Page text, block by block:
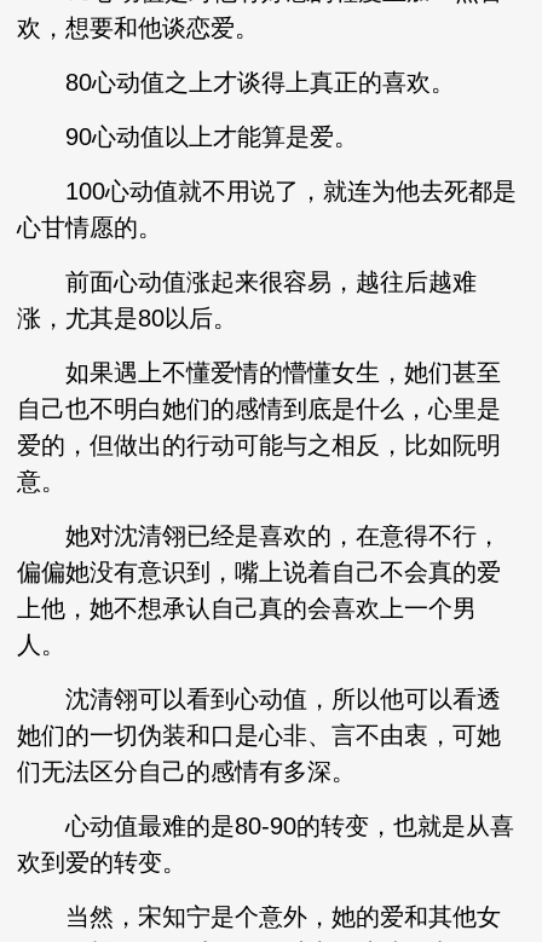
欢，想要和他谈恋爱。
80心动值之上才谈得上真正的喜欢。
90心动值以上才能算是爱。
100心动值就不用说了，就连为他去死都是
心甘情愿的。
前面心动值涨起来很容易，越往后越难
涨，尤其是80以后。
如果遇上不懂爱情的懵懂女生，她们甚至
自己也不明白她们的感情到底是什么，心里是
爱的，但做出的行动可能与之相反，比如阮明
意。
她对沈清翎已经是喜欢的，在意得不行，
偏偏她没有意识到，嘴上说着自己不会真的爱
上他，她不想承认自己真的会喜欢上一个男
人。
沈清翎可以看到心动值，所以他可以看透
她们的一切伪装和口是心非、言不由衷，可她
们无法区分自己的感情有多深。
心动值最难的是80-90的转变，也就是从喜
欢到爱的转变。
当然，宋知宁是个意外，她的爱和其他女